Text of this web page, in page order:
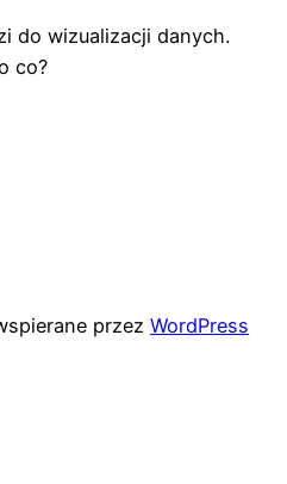
do wizualizacji danych.
co?
przez WordPress